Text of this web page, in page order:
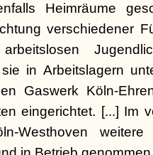
Heimräume
verschiedener
in Arbeitslagern
Gaswerk Köln-
eingerichtet. [...] Im
Westhoven